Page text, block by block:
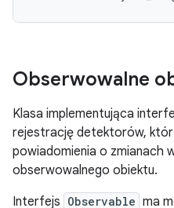
Obserwowalne
Klasa implementująca
rejestrację detektorów,
powiadomienia o zmianach
obserwowalnego obiektu.
Interfejs Observable ma